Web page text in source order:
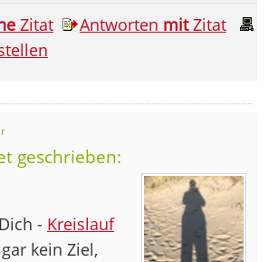
Zitat Antworten mitZitat
geschrieben:
- Kreislauf
kein Ziel,